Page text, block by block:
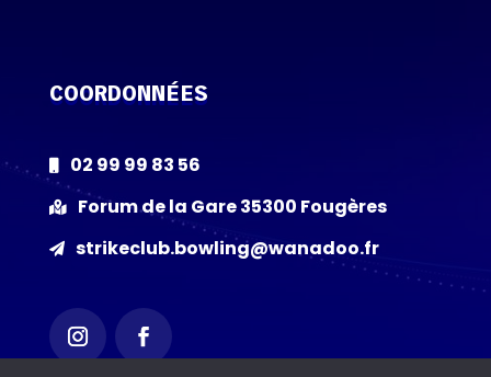
COORDONNÉES
02 99 99 83 56
 Forum de la Gare 35300 Fougères
 strikeclub.bowling@wanadoo.fr